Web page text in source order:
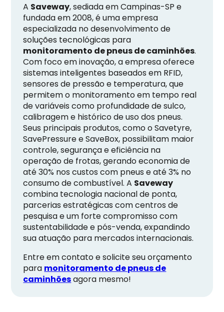
A Saveway, sediada em Campinas-SP e
fundada em 2008, é uma empresa
especializada no desenvolvimento de
soluções tecnológicas para
monitoramento de pneus de caminhões.
Com foco em inovação, a empresa oferece
sistemas inteligentes baseados em RFID,
sensores de pressão e temperatura, que
permitem o monitoramento em tempo real
de variáveis como profundidade de sulco,
calibragem e histórico de uso dos pneus.
Seus principais produtos, como o Savetyre,
SavePressure e SaveBox, possibilitam maior
controle, segurança e eficiência na
operação de frotas, gerando economia de
até 30% nos custos com pneus e até 3% no
consumo de combustível. A Saveway
combina tecnologia nacional de ponta,
parcerias estratégicas com centros de
pesquisa e um forte compromisso com
sustentabilidade e pós-venda, expandindo
sua atuação para mercados internacionais.
Entre em contato e solicite seu orçamento
para monitoramento de pneus de
caminhõesagora mesmo!